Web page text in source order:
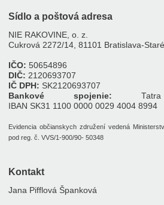
Sídlo a poštová adresa
NIE RAKOVINE, o. z.
Cukrová 2272/14, 81101 Bratislava-
IČO: 50654896
DIČ: 2120693707
IČ DPH: SK2120693707
Bankové spojenie: Tatra
IBAN SK31 1100 0000 0029 4004 8994
Evidencia občianskych združení vedená
pod reg. č. VVS/1-900/90- 50348
Kontakt
Jana Pifflová Španková